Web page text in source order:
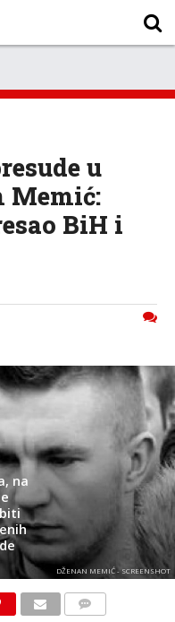
u
Memić:
BiH i
na
DŽENAN MEMIĆ - SCREENSHOT